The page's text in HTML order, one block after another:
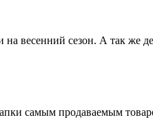
весенний сезон. А так же
самым продаваемым